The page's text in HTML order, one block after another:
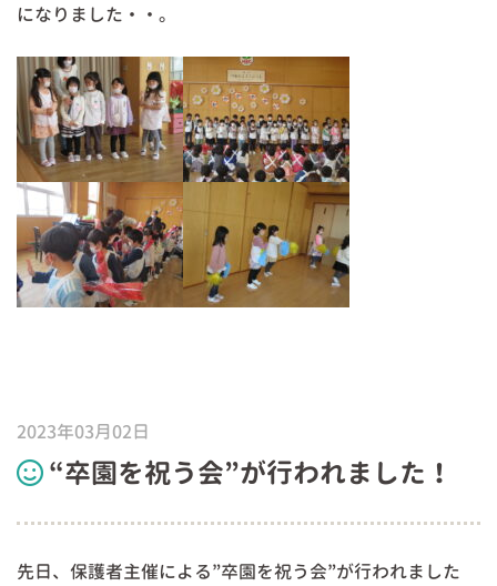
になりました・・。
“卒園を祝う会”が行われました！
2023年03月02日
先日、保護者主催による”卒園を祝う会”が行われました